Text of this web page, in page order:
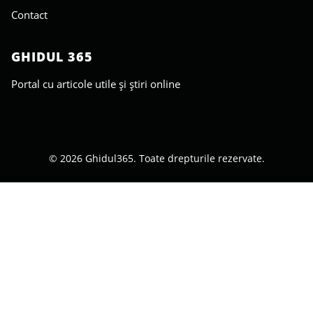
Contact
GHIDUL 365
Portal cu articole utile și știri online
© 2026 Ghidul365. Toate drepturile rezervate.